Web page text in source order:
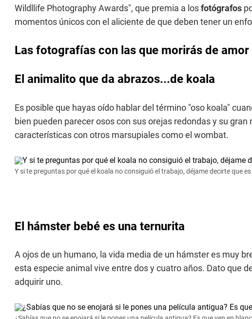
Wildllife Photography Awards", que premia a losfotógrafos
momentos únicos con el aliciente de que deben tener un
Las fotografías con las que morirás de amor
El animalito que da abrazos...de koala
Es posible que hayas oído hablar del término "oso koala"
bien pueden parecer osos con sus orejas redondas y su
características con otros marsupiales como el wombat.
Y si te preguntas por qué el koala no consiguió el trabajo, déjame decirte que
El hámster bebé es una ternurita
A ojos de un humano, la vida media de un hámster es muy
esta especie animal vive entre dos y cuatro años. Dato que
adquirir uno.